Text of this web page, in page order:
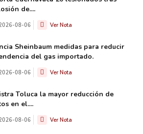
de....
08-06 Ver Nota
Sheinbaum medidas para reducir
del gas importado.
08-06 Ver Nota
Toluca la mayor reducción de
en el....
08-06 Ver Nota